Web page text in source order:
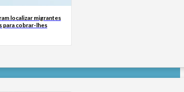
localizar migrantes
para cobrar-lhes